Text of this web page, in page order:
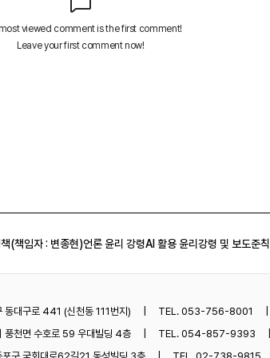
(책임자 : 변종현)언론 윤리 강령AI 활용 윤리강령 및 보도준칙
동대구로 441 (신천동 111번지) TEL. 053-756-8001
풍천면 수호로 59 우대빌딩 4층 TEL. 054-857-9393